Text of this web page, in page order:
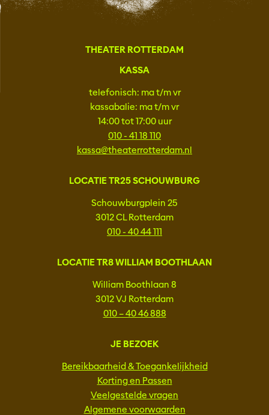
THEATER ROTTERDAM
KASSA
telefonisch: ma t/m vr
kassabalie: ma t/m vr
14:00 tot 17:00 uur
010 - 41 18 110
kassa@theaterrotterdam.nl
LOCATIE TR25 SCHOUWBURG
Schouwburgplein 25
3012 CL Rotterdam
010 - 40 44 111
LOCATIE TR8 WILLIAM BOOTHLAAN
William Boothlaan 8
3012 VJ Rotterdam
010 – 40 46 888
JE BEZOEK
Bereikbaarheid & Toegankelijkheid
Korting en Passen
Veelgestelde vragen
Algemene voorwaarden